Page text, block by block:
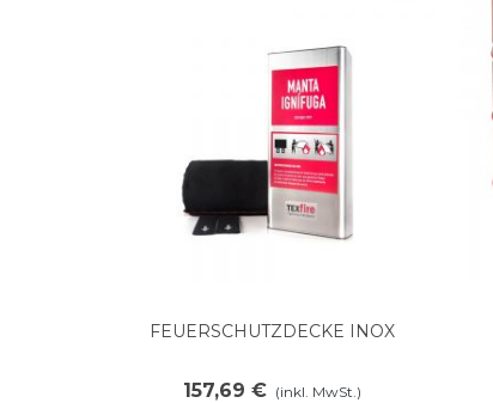
In den Warenkorb legen
FEUERSCHUTZDECKE INOX
157,69 € (inkl. MwSt.)